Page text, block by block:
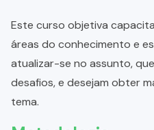
Este curso objetiva
áreas do conhecimento e
atualizar-se no assunto,
desafios, e desejam obter
tema.